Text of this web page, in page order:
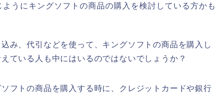
うにキングソフトの商品の購入を検討している方かも
み、代引などを使って、キングソフトの商品を購入し
ている人も中にはいるのではないでしょうか？
フトの商品を購入する時に、クレジットカードや銀行